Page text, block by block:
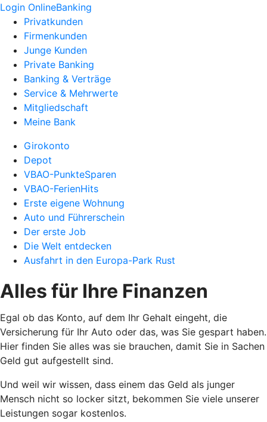
Login OnlineBanking
Privatkunden
Firmenkunden
Junge Kunden
Private Banking
Banking & Verträge
Service & Mehrwerte
Mitgliedschaft
Meine Bank
Girokonto
Depot
VBAO-PunkteSparen
VBAO-FerienHits
Erste eigene Wohnung
Auto und Führerschein
Der erste Job
Die Welt entdecken
Ausfahrt in den Europa-Park Rust
Alles für Ihre Finanzen
Egal ob das Konto, auf dem Ihr Gehalt eingeht, die
Versicherung für Ihr Auto oder das, was Sie gespart haben.
Hier finden Sie alles was sie brauchen, damit Sie in Sachen
Geld gut aufgestellt sind.
Und weil wir wissen, dass einem das Geld als junger
Mensch nicht so locker sitzt, bekommen Sie viele unserer
Leistungen sogar kostenlos.